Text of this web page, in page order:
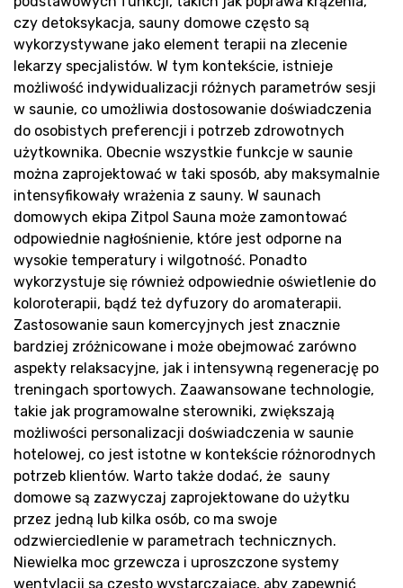
czy detoksykacja, sauny domowe często są
wykorzystywane jako element terapii na zlecenie
lekarzy specjalistów. W tym kontekście, istnieje
możliwość indywidualizacji różnych parametrów sesji
w saunie, co umożliwia dostosowanie doświadczenia
do osobistych preferencji i potrzeb zdrowotnych
użytkownika. Obecnie wszystkie funkcje w saunie
można zaprojektować w taki sposób, aby maksymalnie
intensyfikowały wrażenia z sauny. W saunach
domowych ekipa Zitpol Sauna może zamontować
odpowiednie nagłośnienie, które jest odporne na
wysokie temperatury i wilgotność. Ponadto
wykorzystuje się również odpowiednie oświetlenie do
koloroterapii, bądź też dyfuzory do aromaterapii.
Zastosowanie saun komercyjnych jest znacznie
bardziej zróżnicowane i może obejmować zarówno
aspekty relaksacyjne, jak i intensywną regenerację po
treningach sportowych. Zaawansowane technologie,
takie jak programowalne sterowniki, zwiększają
możliwości personalizacji doświadczenia w saunie
hotelowej, co jest istotne w kontekście różnorodnych
potrzeb klientów. Warto także dodać, że sauny
domowe są zazwyczaj zaprojektowane do użytku
przez jedną lub kilka osób, co ma swoje
odzwierciedlenie w parametrach technicznych.
Niewielka moc grzewcza i uproszczone systemy
wentylacji są często wystarczające, aby zapewnić